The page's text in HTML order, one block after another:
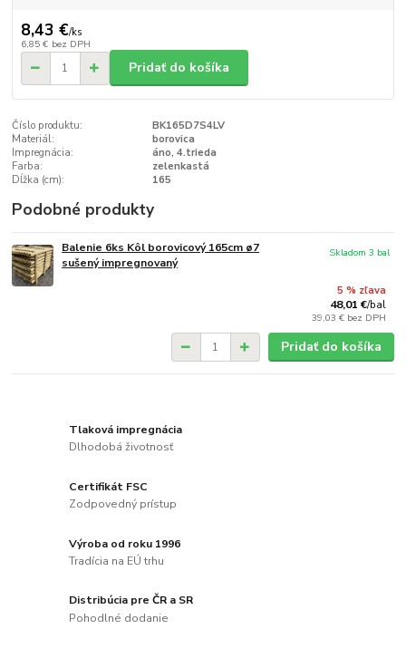
8,43 €/ks
6,85 € bez DPH
Pridať do košíka
Číslo produktu:
BK165D7S4LV
Materiál:
borovica
Impregnácia:
áno, 4.trieda
Farba:
zelenkastá
Dĺžka (cm):
165
Podobné produkty
Balenie 6ks Kôl borovicový 165cm ø7
sušený impregnovaný
5 % zľava
48,01 €/bal
39,03 € bez DPH
Skladom 3 bal
Pridať do košíka
Tlaková impregnácia
Dlhodobá životnosť
Certifikát FSC
Zodpovedný prístup
Výroba od roku 1996
Tradícia na EÚ trhu
Distribúcia pre ČR a SR
Pohodlné dodanie